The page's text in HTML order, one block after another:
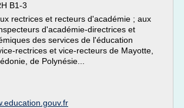
B1-3
rectrices et recteurs d'académie ; aux
d'académie-directrices et
des services de l'éducation
rectrices et vice-recteurs de Mayotte,
de Polynésie...